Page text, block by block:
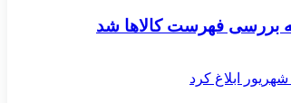
بررسی فهرست کالاها شد